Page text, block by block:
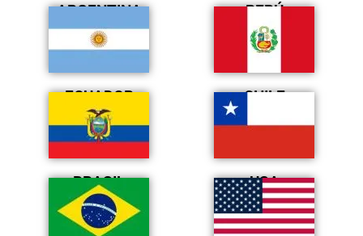
ARGENTINA PERÚ
ECUADOR CHILE
BRASIL USA